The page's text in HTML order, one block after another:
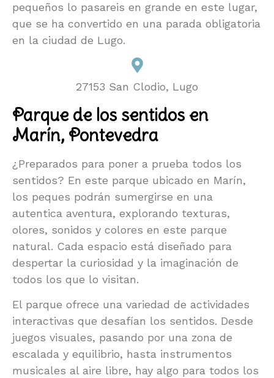
pequeños lo pasareis en grande en este lugar,
que se ha convertido en una parada obligatoria
en la ciudad de Lugo.
27153 San Clodio, Lugo
Parque de los sentidos en
Marín, Pontevedra
¿Preparados para poner a prueba todos los
sentidos? En este parque ubicado en Marín,
los peques podrán sumergirse en una
autentica aventura, explorando texturas,
olores, sonidos y colores en este parque
natural. Cada espacio está diseñado para
despertar la curiosidad y la imaginación de
todos los que lo visitan.
El parque ofrece una variedad de actividades
interactivas que desafían los sentidos. Desde
juegos visuales, pasando por una zona de
escalada y equilibrio, hasta instrumentos
musicales al aire libre, hay algo para todos los